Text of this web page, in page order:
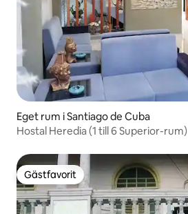
Eget rum i Santiago de Cuba
Hostal Heredia (1 till 6 Superior-rum)
Gästfavorit
Gästfavorit